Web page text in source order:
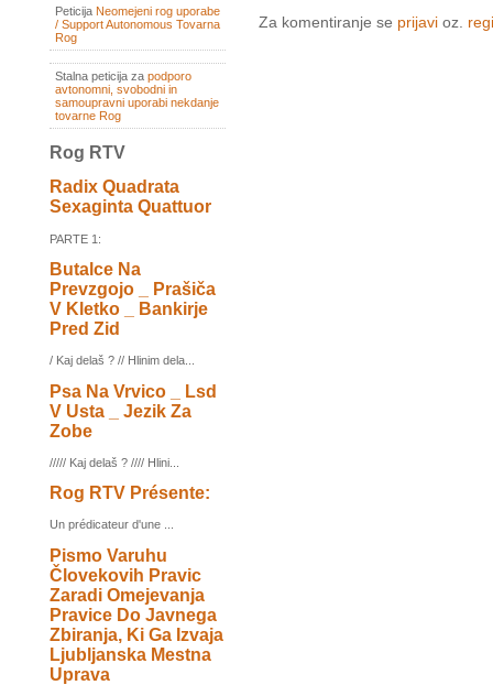
Peticija Neomejeni rog uporabe
/ Support Autonomous Tovarna
Rog
Stalna peticija za podporo
avtonomni, svobodni in
samoupravni uporabi nekdanje
tovarne Rog
Rog RTV
Radix Quadrata
Sexaginta Quattuor
PARTE 1:
Butalce Na
Prevzgojo _ Prašiča
V Kletko _ Bankirje
Pred Zid
/ Kaj delaš ? // Hlinim dela...
Psa Na Vrvico _ Lsd
V Usta _ Jezik Za
Zobe
///// Kaj delaš ? //// Hlini...
Rog RTV Présente:
Un prédicateur d'une ...
Pismo Varuhu
Človekovih Pravic
Zaradi Omejevanja
Pravice Do Javnega
Zbiranja, Ki Ga Izvaja
Ljubljanska Mestna
Uprava
Za komentiranje se prijavi oz.